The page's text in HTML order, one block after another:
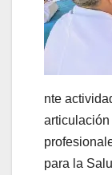
nte
para la